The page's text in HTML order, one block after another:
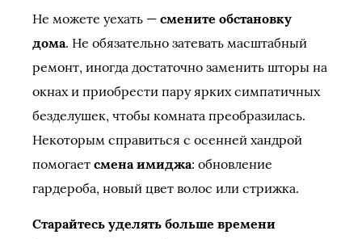
Не можете уехать — смените обстановку
дома. Не обязательно затевать масштабный
ремонт, иногда достаточно заменить шторы на
окнах и приобрести пару ярких симпатичных
безделушек, чтобы комната преобразилась.
Некоторым справиться с осенней хандрой
помогает смена имиджа: обновление
гардероба, новый цвет волос или стрижка.
Старайтесь уделять больше времени